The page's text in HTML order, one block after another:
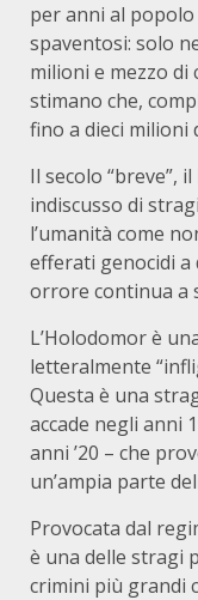
per anni al
spaventosi: solo
milioni e mezzo di
stimano che,
fino a dieci milioni
Il secolo “breve”,
indiscusso di
l’umanità come
efferati genocidi
orrore continua a
L’Holodomor è
letteralmente
Questa è una
accade negli anni
anni ’20 – che
un’ampia parte
Provocata dal
è una delle stragi
crimini più grandi